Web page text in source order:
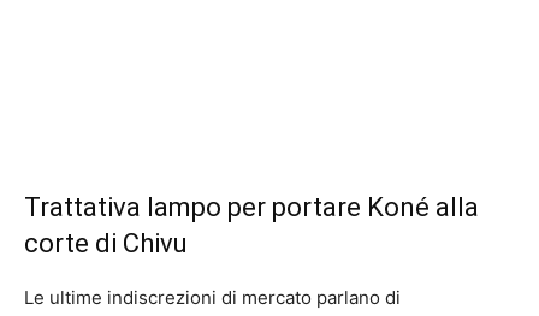
Trattativa lampo per portare Koné alla
corte di Chivu
Le ultime indiscrezioni di mercato parlano di